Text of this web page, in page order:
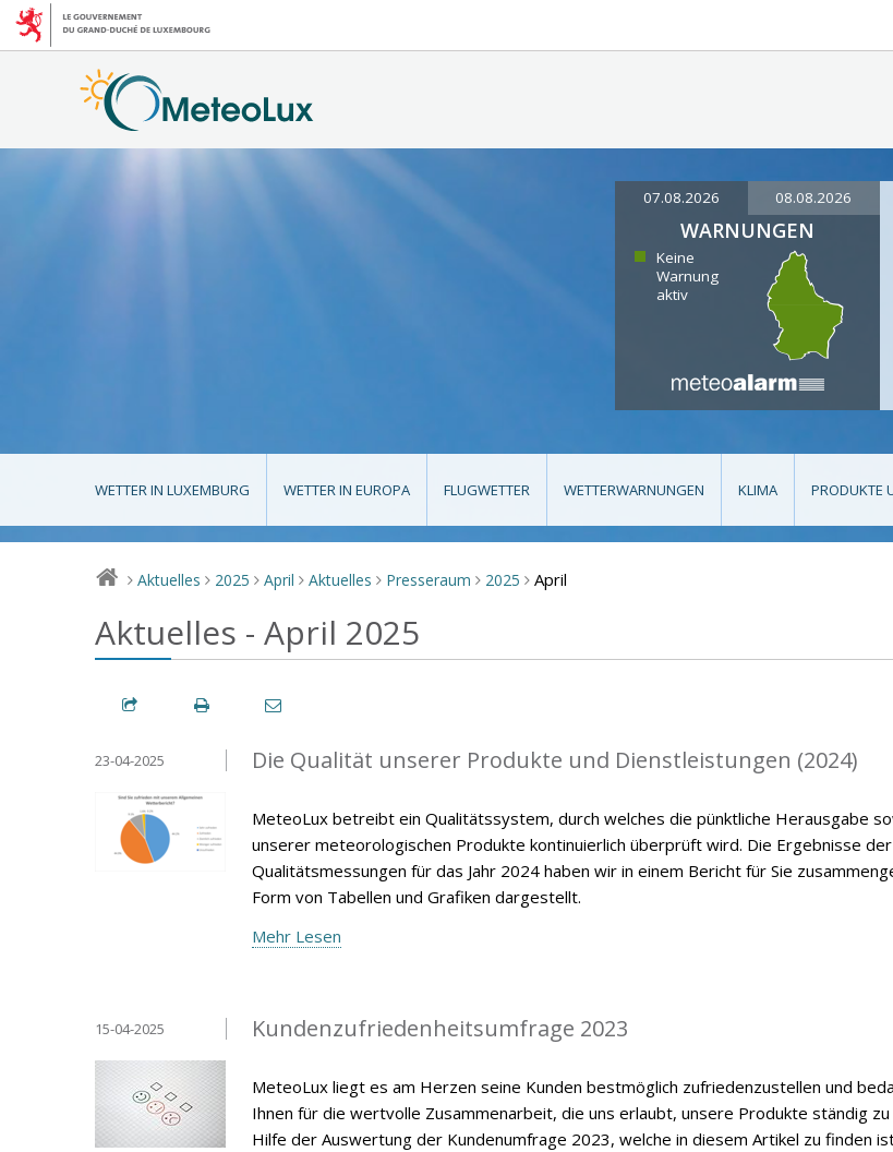
07.08.2026 08.08.2026
WARNUNGEN
Keine
Warnung
aktiv
WETTER IN LUXEMBURG WETTER IN EUROPA FLUGWETTER WETTERWARNUNGEN KLIMA PRODUKTE
> Aktuelles > 2025 > April > Aktuelles > Presseraum > 2025 > April
Aktuelles - April 2025
Die Qualität unserer Produkte und Dienstleistungen (2024)
23-04-2025
MeteoLux betreibt ein Qualitätssystem, durch welches die pünktliche Herausgabe
unserer meteorologischen Produkte kontinuierlich überprüft wird. Die Ergebnisse der
Qualitätsmessungen für das Jahr 2024 haben wir in einem Bericht für Sie
Form von Tabellen und Grafiken dargestellt.
Mehr Lesen
Kundenzufriedenheitsumfrage 2023
15-04-2025
MeteoLux liegt es am Herzen seine Kunden bestmöglich zufriedenzustellen und
Ihnen für die wertvolle Zusammenarbeit, die uns erlaubt, unsere Produkte ständig
Hilfe der Auswertung der Kundenumfrage 2023, welche in diesem Artikel zu finden